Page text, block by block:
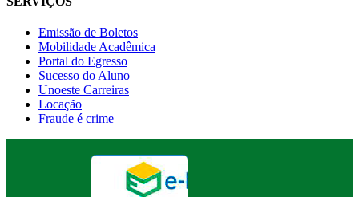
Emissão de Boletos
Mobilidade Acadêmica
Portal do Egresso
Sucesso do Aluno
Unoeste Carreiras
Locação
Fraude é crime